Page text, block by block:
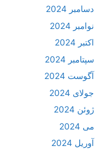
دسامبر 2024
نوامبر 2024
اکتبر 2024
سپتامبر 2024
آگوست 2024
جولای 2024
ژوئن 2024
می 2024
آوریل 2024